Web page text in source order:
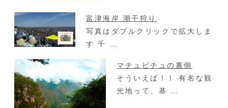
富津海岸 潮干狩り
写真はダブルクリックで拡大しま
す 千 …
マチュピチュの裏側
そういえば！！ 有名な観
光地って、基 …